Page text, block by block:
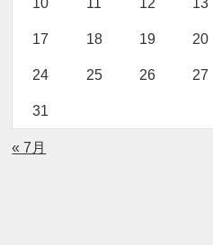
17 18 19 20
24 25 26 27
31
« 7月